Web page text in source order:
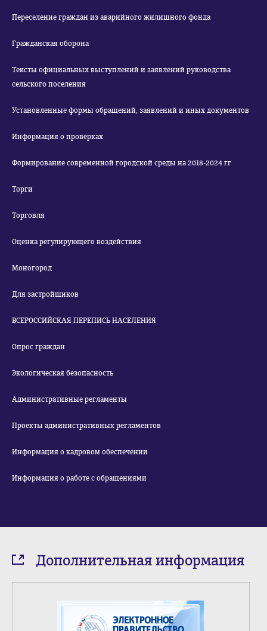
Переселение граждан из аварийного жилищного фонда
Гражданская оборона
Тексты официальных выступлений и заявлений руководства
сельского поселения
Установленные формы обращений, заявлений и иных документов
Информация о проверках
Формирование современной городской среды на 2018-2024 гг
Торги
Торговля
Оценка регулирующего воздействия
Моногород
Для застройщиков
ВСЕРОССИЙСКАЯ ПЕРЕПИСЬ НАСЕЛЕНИЯ
Опрос граждан
Экологическая безопасность
Административные регламенты
Проекты административных регламентов
Информация о кадровом обеспечении
Информация о работе с обращениями
Дополнительная информация